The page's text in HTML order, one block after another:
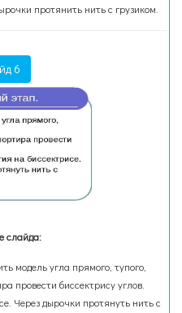
протянить нить с грузиком.
6
слайда:
модель угла прямого, тупого,
провести биссектрису углов.
Через дырочки протянуть нить с